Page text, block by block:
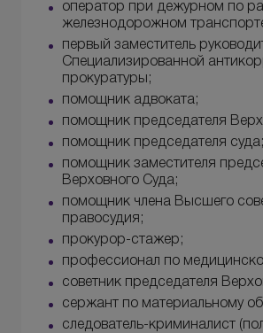
оператор при дежурном по
железнодорожном
первый заместитель
Специализированной
прокуратуры;
помощник адвоката;
помощник председателя
помощник председателя суда;
помощник заместителя
Верховного Суда;
помощник члена Высшего
правосудия;
прокурор-стажер;
профессионал по
советник председателя
сержант по материальному
следователь-криминалист